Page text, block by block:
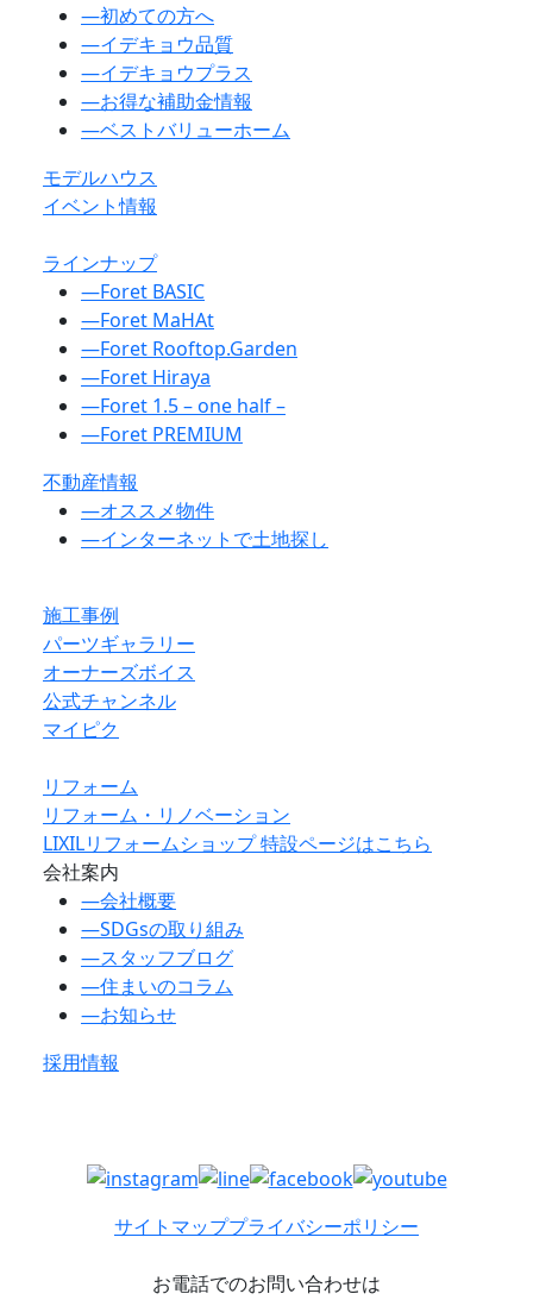
―初めての方へ
―イデキョウ品質
―イデキョウプラス
―お得な補助金情報
―ベストバリューホーム
モデルハウス
イベント情報
ラインナップ
―Foret BASIC
―Foret MaHAt
―Foret Rooftop.Garden
―Foret Hiraya
―Foret 1.5 – one half –
―Foret PREMIUM
不動産情報
―オススメ物件
―インターネットで土地探し
施工事例
パーツギャラリー
オーナーズボイス
公式チャンネル
マイピク
リフォーム
リフォーム・リノベーション
LIXILリフォームショップ 特設ページはこちら
会社案内
―会社概要
―SDGsの取り組み
―スタッフブログ
―住まいのコラム
―お知らせ
採用情報
サイトマッププライバシーポリシー
お電話でのお問い合わせは